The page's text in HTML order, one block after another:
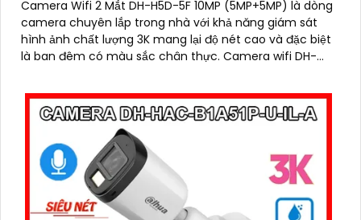
Camera Wifi 2 Mắt DH-H5D-5F 10MP (5MP+5MP) là dòng
camera chuyên lắp trong nhà với khả năng giám sát
hình ảnh chất lượng 3K mang lại độ nét cao và đặc biệt
là ban đêm có màu sắc chân thực. Camera wifi DH-
năng phát hiện người và thú cưng với độ chính xác cao